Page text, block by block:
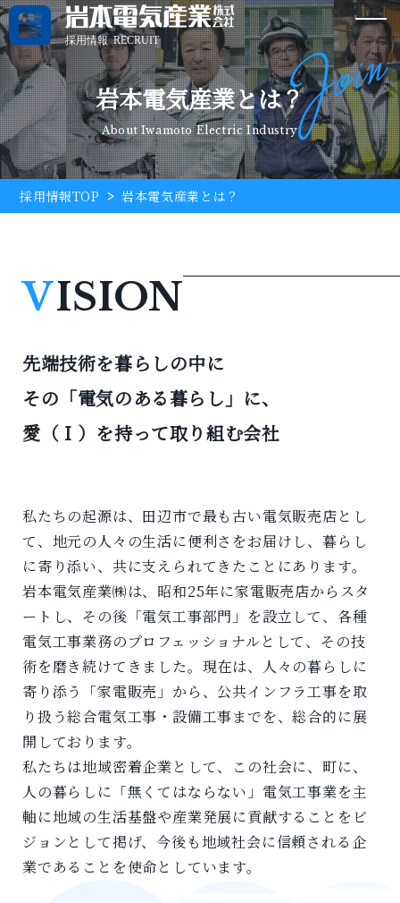
岩本電気産業とは？
About Iwamoto Electric Industry
採用情報TOP > 岩本電気産業とは？
VISION
先端技術を暮らしの中に
その「電気のある暮らし」に、
愛（Ｉ）を持って取り組む会社
私たちの起源は、田辺市で最も古い電気販売店とし
て、地元の人々の生活に便利さをお届けし、暮らし
に寄り添い、共に支えられてきたことにあります。
岩本電気産業㈱は、昭和25年に家電販売店からスタ
ートし、その後「電気工事部門」を設立して、各種
電気工事業務のプロフェッショナルとして、その技
術を磨き続けてきました。現在は、人々の暮らしに
寄り添う「家電販売」から、公共インフラ工事を取
り扱う総合電気工事・設備工事までを、総合的に展
開しております。
私たちは地域密着企業として、この社会に、町に、
人の暮らしに「無くてはならない」電気工事業を主
軸に地域の生活基盤や産業発展に貢献することをビ
ジョンとして掲げ、今後も地域社会に信頼される企
業であることを使命としています。